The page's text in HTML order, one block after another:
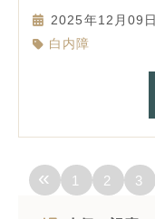
2025年12月09日
白内障
« 1 2 3